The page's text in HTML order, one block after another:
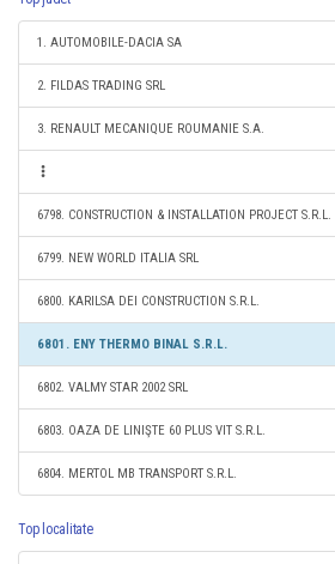
1. AUTOMOBILE-DACIA SA
2. FILDAS TRADING SRL
3. RENAULT MECANIQUE ROUMANIE S.A.
6798. CONSTRUCTION & INSTALLATION PROJECT S.R.L.
6799. NEW WORLD ITALIA SRL
6800. KARILSA DEI CONSTRUCTION S.R.L.
6801. ENY THERMO BINAL S.R.L.
6802. VALMY STAR 2002 SRL
6803. OAZA DE LINIŞTE 60 PLUS VIT S.R.L.
6804. MERTOL MB TRANSPORT S.R.L.
Top localitate